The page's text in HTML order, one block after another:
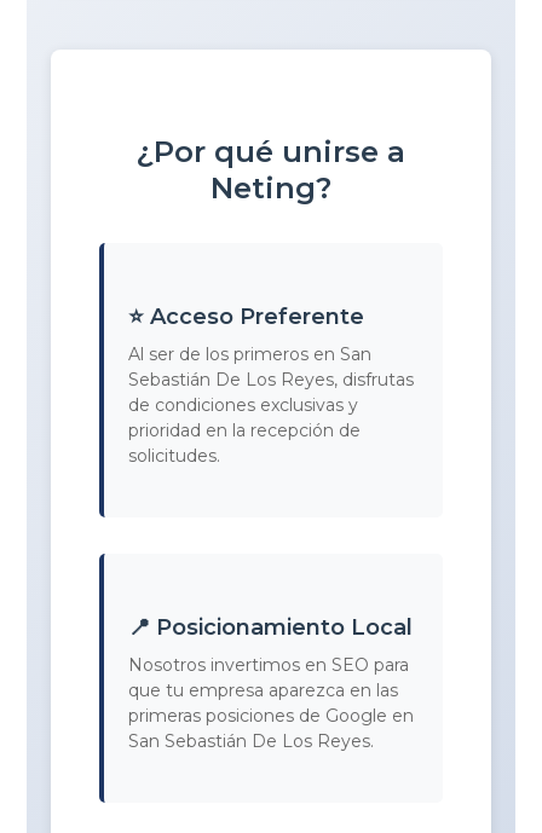
¿Por qué unirse a
Neting?
⭐ Acceso Preferente
Al ser de los primeros en San
Sebastián De Los Reyes, disfrutas
de condiciones exclusivas y
prioridad en la recepción de
solicitudes.
📍 Posicionamiento Local
Nosotros invertimos en SEO para
que tu empresa aparezca en las
primeras posiciones de Google en
San Sebastián De Los Reyes.